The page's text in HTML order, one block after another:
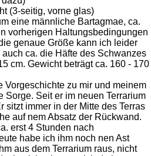
(3-seitig, vorne glas)
eine männliche Bartagmae, ca.
vorherigen Haltungsbedingungen
genaue Größe kann ich leider
ca. die Häfte des Schwanzes
cm. Gewicht beträgt ca. 160 - 170
Vorgeschichte zu mir und meinem
Sorge. Seit er im neuen Terrarium
sitzt immer in der Mitte des Terras
auf nem Absatz der Rückwand.
erst 4 Stunden nach
habe ich ihm noch nen Ast
aus dem Terrarium raus, nicht